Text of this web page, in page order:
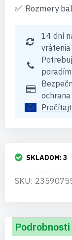
Rozmery
14 dní
SKLADOM:3
SKU:
Podrobnosti